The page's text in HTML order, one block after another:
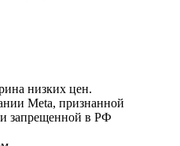
низких цен.
Meta, признанной
и запрещенной в РФ